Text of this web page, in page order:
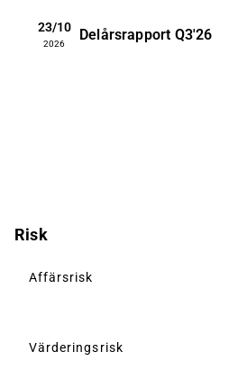
23/10
2026
Delårsrapport Q3'26
Risk
Affärsrisk
Värderingsrisk